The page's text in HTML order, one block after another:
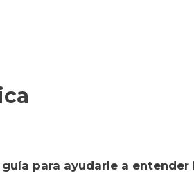
para ayudarle a